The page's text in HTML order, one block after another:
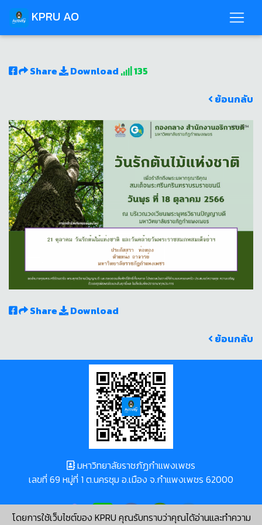
KPRU AO
Share Download
135
ย้อนกลับ
Share
Download
ย้อนกลับ
โดยการใช้เว็บไซต์ของ KPRU คุณรับทราบว่าคุณได้อ่านและทำความ
มหาวิทยาลัยราชภัฏกำแพงเพชร
เลขที่ 69 หมู่ที่ 1 ต.นครชุม อ.เมือง จ.กำแพงเพชร 62000